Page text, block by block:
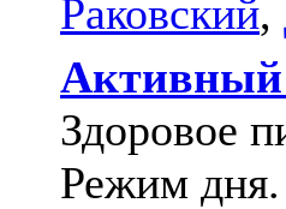
Раковский,
Активный
Здоровое
Режим